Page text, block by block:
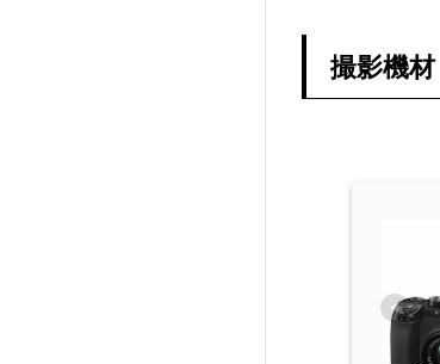
撮影機材